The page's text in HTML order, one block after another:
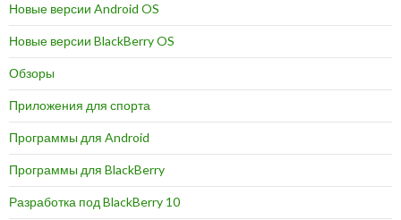
Новые версии Android OS
Новые версии BlackBerry OS
Обзоры
Приложения для спорта
Программы для Android
Программы для BlackBerry
Разработка под BlackBerry 10